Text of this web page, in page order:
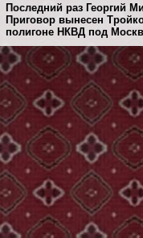
Последний раз Георгий
Приговор вынесен
полигоне НКВД под